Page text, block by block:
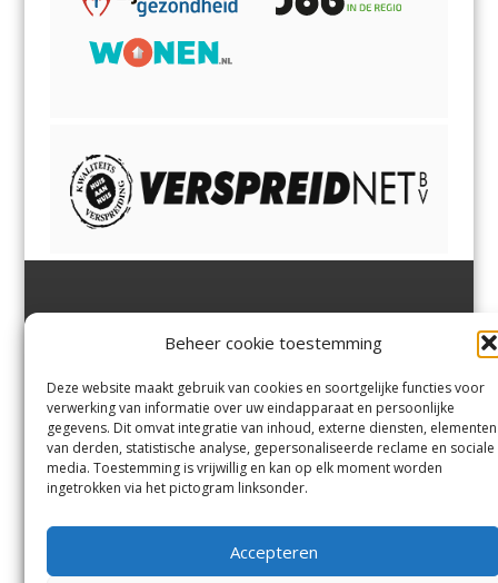
Beheer cookie toestemming
Deze website maakt gebruik van cookies en soortgelijke functies voor
verwerking van informatie over uw eindapparaat en persoonlijke
gegevens. Dit omvat integratie van inhoud, externe diensten, elementen
van derden, statistische analyse, gepersonaliseerde reclame en sociale
media. Toestemming is vrijwillig en kan op elk moment worden
ingetrokken via het pictogram linksonder.
Accepteren
Margadantstraat 34
0255-533900
info@jutter.nlofinfo@hofgee
st.nl
Velserbroek,Velsen-Zuid,
Zuid,Driehuisen
Spaarnwoude.
Contact
Andere uitgaven
Voorwaarden